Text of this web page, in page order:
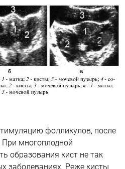
фолликулов, после
При многоплодной
образования кист не так
заболеваниях. Реже кисты